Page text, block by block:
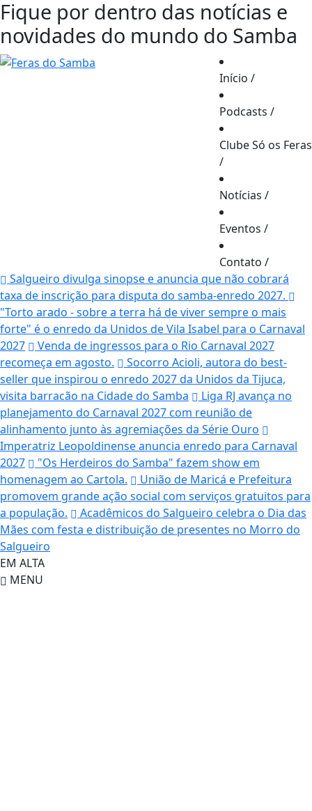
Fique por dentro das notícias e
novidades do mundo do Samba
Início /
Podcasts /
Clube Só os Feras
/
Notícias /
Eventos /
Contato /
Salgueiro divulga sinopse e anuncia que não cobrará
taxa de inscrição para disputa do samba-enredo 2027.
"Torto arado - sobre a terra há de viver sempre o mais
forte" é o enredo da Unidos de Vila Isabel para o Carnaval
2027
Venda de ingressos para o Rio Carnaval 2027
recomeça em agosto.
Socorro Acioli, autora do best-
seller que inspirou o enredo 2027 da Unidos da Tijuca,
visita barracão na Cidade do Samba
Liga RJ avança no
planejamento do Carnaval 2027 com reunião de
alinhamento junto às agremiações da Série Ouro
Imperatriz Leopoldinense anuncia enredo para Carnaval
2027
"Os Herdeiros do Samba" fazem show em
homenagem ao Cartola.
União de Maricá e Prefeitura
promovem grande ação social com serviços gratuitos para
a população.
Acadêmicos do Salgueiro celebra o Dia das
Mães com festa e distribuição de presentes no Morro do
Salgueiro
EM ALTA
MENU